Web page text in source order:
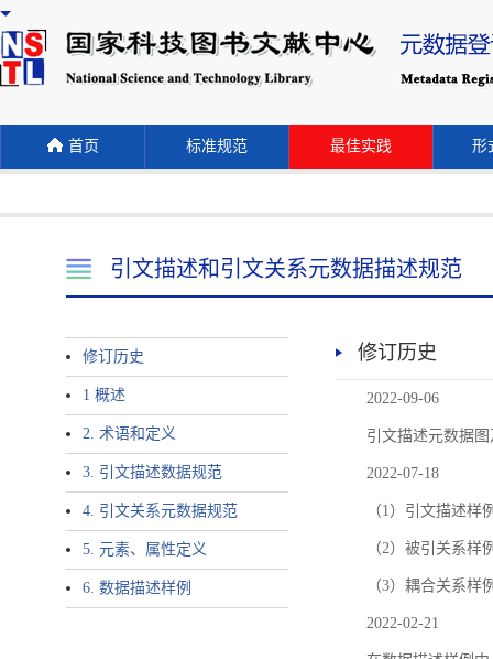
首页 标准规范 最佳实践 形
引文描述和引文关系元数据描述规范
修订历史
1 概述
2. 术语和定义
3. 引文描述数据规范
4. 引文关系元数据规范
5. 元素、属性定义
6. 数据描述样例
修订历史
2022-09-06
引文描述元数据
2022-07-18
（1）引文描述样
（2）被引关系
（3）耦合关系
2022-02-21